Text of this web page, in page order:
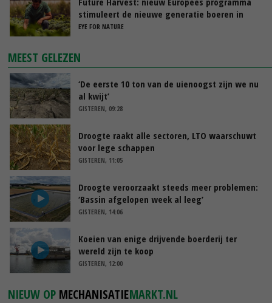
stimuleert de nieuwe generatie boeren in
Nederland
EYE FOR NATURE
MEEST GELEZEN
‘De eerste 10 ton van de uienoogst zijn we nu
al kwijt’
GISTEREN, 09:28
Droogte raakt alle sectoren, LTO waarschuwt
voor lege schappen
GISTEREN, 11:05
Droogte veroorzaakt steeds meer problemen:
‘Bassin afgelopen week al leeg’
GISTEREN, 14:06
Koeien van enige drijvende boerderij ter
wereld zijn te koop
GISTEREN, 12:00
NIEUW OP MECHANISATIEMARKT.NL